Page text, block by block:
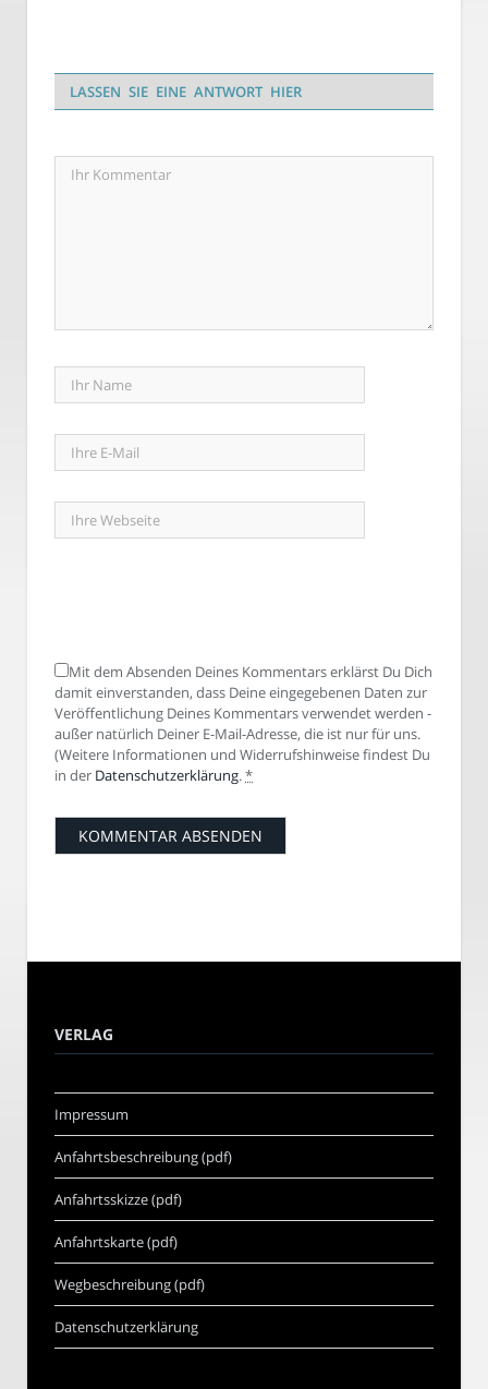
LASSEN SIE EINE ANTWORT HIER
Mit dem Absenden Deines Kommentars erklärst Du Dich
damit einverstanden, dass Deine eingegebenen Daten zur
Veröffentlichung Deines Kommentars verwendet werden -
außer natürlich Deiner E-Mail-Adresse, die ist nur für uns.
(Weitere Informationen und Widerrufshinweise findest Du
in der Datenschutzerklärung.*
VERLAG
Impressum
Anfahrtsbeschreibung (pdf)
Anfahrtsskizze (pdf)
Anfahrtskarte (pdf)
Wegbeschreibung (pdf)
Datenschutzerklärung